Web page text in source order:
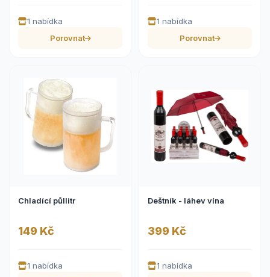
1 nabídka
Porovnat
1 nabídka
Porovnat
Chladící půllitr
149 Kč
1 nabídka
Deštník - láhev vína
399 Kč
1 nabídka